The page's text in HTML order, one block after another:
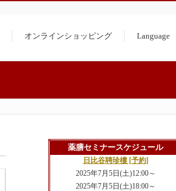
オンラインショッピング Language
薬膳セミナースケジュール
日比谷聘珍樓 [予約]
2025年7月5日(土)12:00～
2025年7月5日(土)18:00～